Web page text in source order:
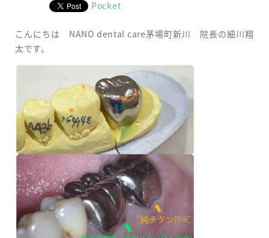
Pocket
こんにちは NANO dental care茅場町新川 院長の細川翔
太です。